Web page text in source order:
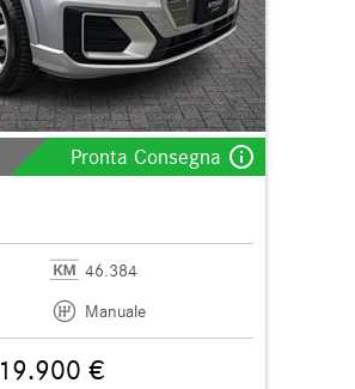
Pronta Consegna info_outline
46.384
Manuale
19.900 €